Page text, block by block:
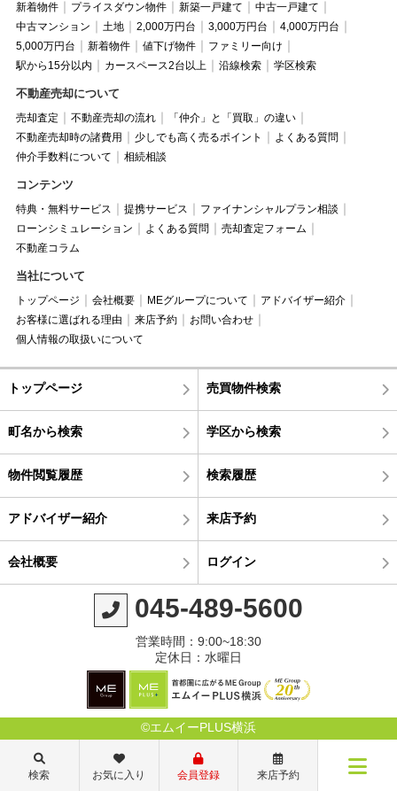
新着物件 プライスダウン物件 新築一戸建て
中古一戸建て
中古マンション
土地 2,000万円台 3,000万円台
4,000万円台
5,000万円台
新着物件 値下げ物件
ファミリー向け
駅から15分以内
カースペース2台以上 沿線検索 学区検索
不動産売却について
売却査定 不動産売却の流れ
「仲介」と「買取」の違い
不動産売却時の諸費用
少しでも高く売るポイント
よくある質問
仲介手数料について
相続相談
コンテンツ
特典・無料サービス 提携サービス
ファイナンシャルプラン相談
ローンシミュレーション
よくある質問
売却査定フォーム
不動産コラム
当社について
トップページ 会社概要 MEグループについて
アドバイザー紹介
お客様に選ばれる理由
来店予約
お問い合わせ
個人情報の取扱いについて
トップページ 売買物件検索
町名から検索 学区から検索
物件閲覧履歴 検索履歴
アドバイザー紹介 来店予約
会社概要 ログイン
045-489-5600
営業時間：9:00~18:30
定休日：水曜日
©エムイーPLUS横浜
検索 お気に入り 会員登録 来店予約